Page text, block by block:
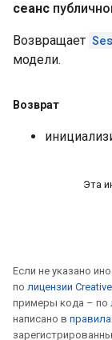
сеанс
Возвращает
модели.
Возврат
Эта
Если не указано
по лицензии
примеры кода – по
написано в